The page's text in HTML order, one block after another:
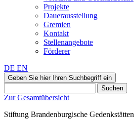
Projekte
Dauerausstellung
Gremien
Kontakt
Stellenangebote
Förderer
DE EN
Geben Sie hier Ihren Suchbegriff ein
Suchen
Zur Gesamtübersicht
Stiftung Brandenburgische Gedenkstätten